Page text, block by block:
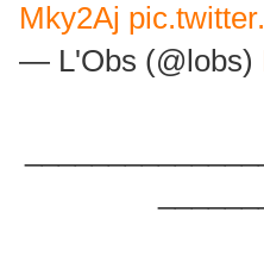
Mky2Aj
— L'Obs (@lobs)